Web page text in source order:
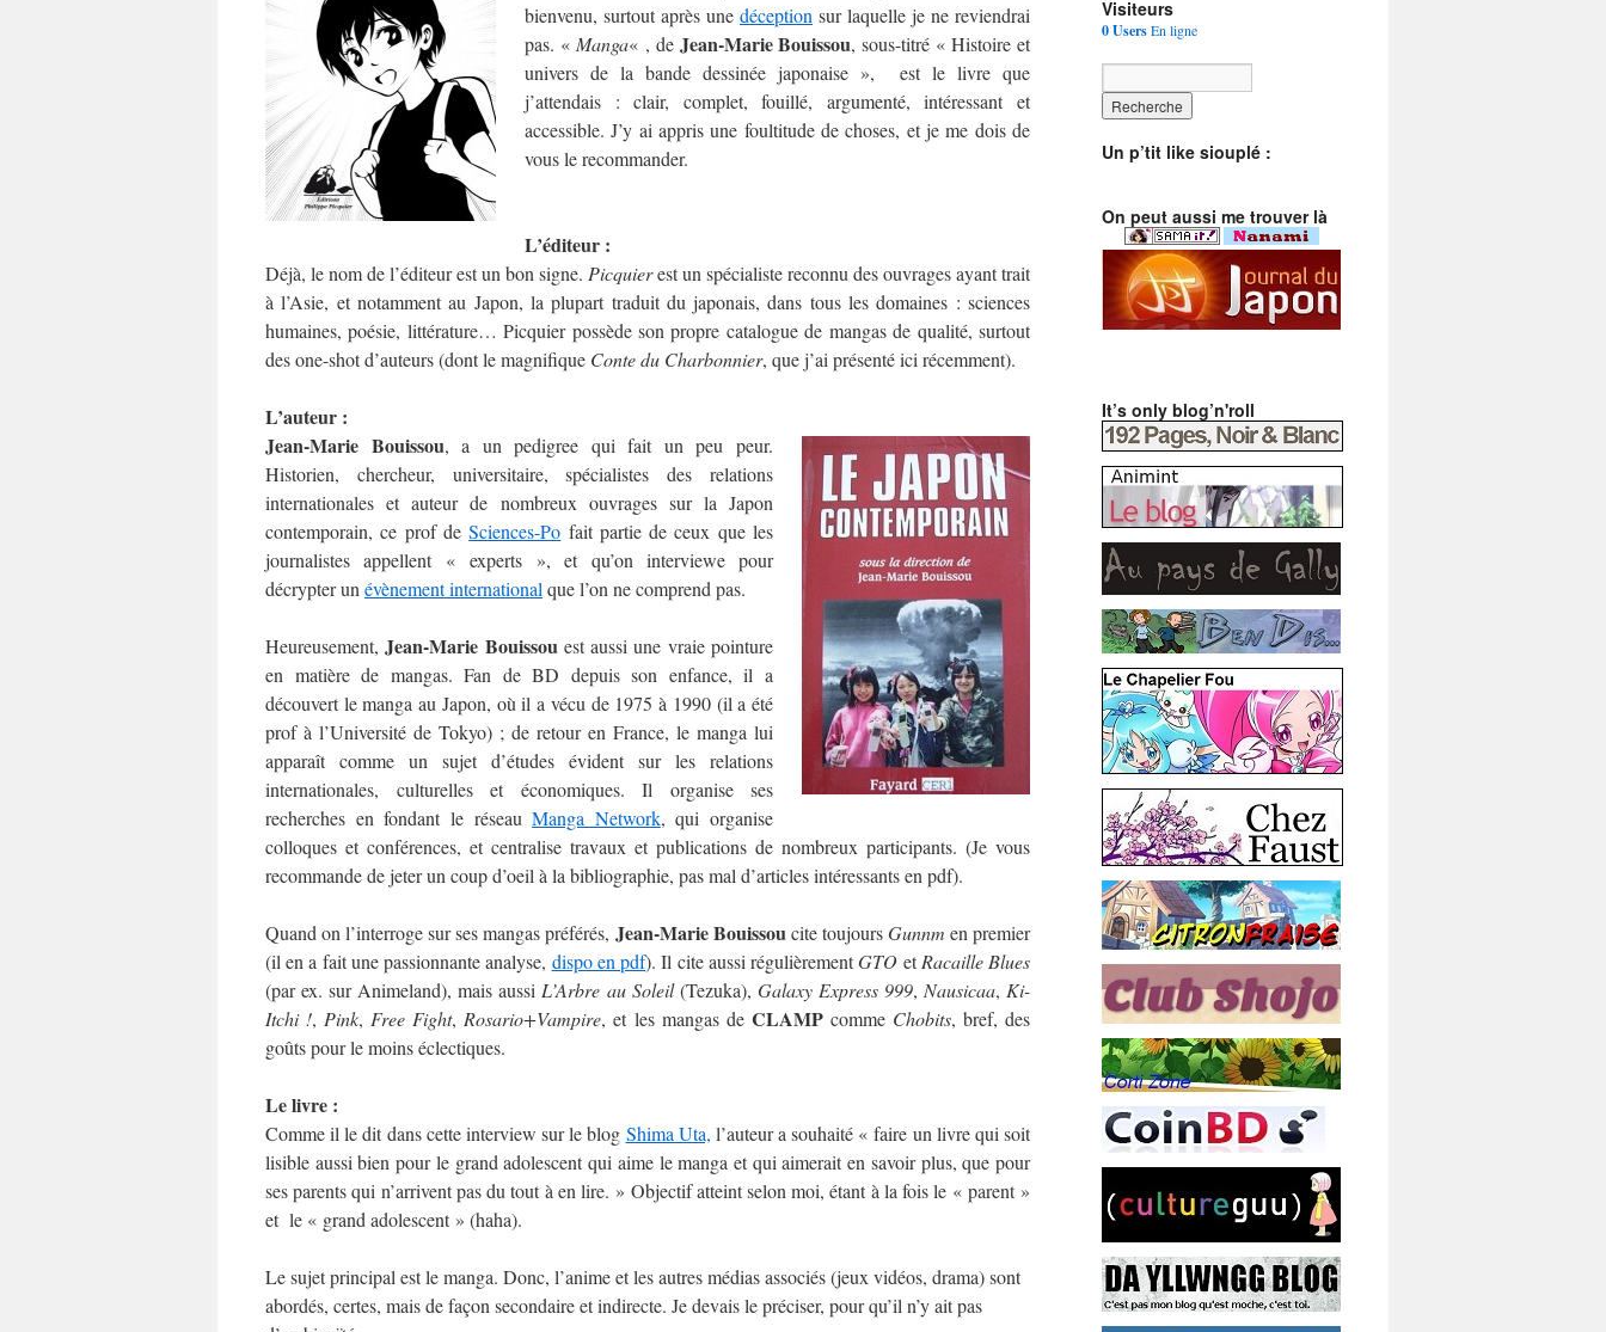
bienvenu, surtout après une déception sur laquelle je ne reviendrai
pas. « Manga« , de Jean-Marie Bouissou, sous-titré « Histoire et
univers de la bande dessinée japonaise », est le livre que
j’attendais : clair, complet, fouillé, argumenté, intéressant et
accessible. J’y ai appris une foultitude de choses, et je me dois de
vous le recommander.
L’éditeur :
Déjà, le nom de l’éditeur est un bon signe. Picquierest un spécialiste reconnu des ouvrages ayant trait
à l’Asie, et notamment au Japon, la plupart traduit du japonais, dans tous les domaines : sciences
humaines, poésie, littérature… Picquier possède son propre catalogue de mangas de qualité, surtout
des one-shot d’auteurs (dont le magnifique Conte du Charbonnier, que j’ai présenté ici récemment).
L’auteur :
Jean-Marie Bouissou, a un pedigree qui fait un peu peur.
Historien, chercheur, universitaire, spécialistes des relations
internationales et auteur de nombreux ouvrages sur la Japon
contemporain, ce prof deSciences-Po fait partie de ceux que les
journalistes appellent « experts », et qu’on interviewe pour
décrypter un évènement international que l’on ne comprend pas.
Heureusement,Jean-Marie Bouissou est aussi une vraie pointure
en matière de mangas. Fan de BD depuis son enfance, il a
découvert le manga au Japon, où il a vécu de 1975 à 1990 (il a été
prof à l’Université de Tokyo) ; de retour en France, le manga lui
apparaît comme un sujet d’études évident sur les relations
internationales, culturelles et économiques. Il organise ses
recherches en fondant le réseauManga Network, qui organise
colloques et conférences, et centralise travaux et publications de nombreux participants. (Je vous
recommande de jeter un coup d’oeil à la bibliographie, pas mal d’articles intéressants en pdf).
Quand on l’interroge sur ses mangas préférés, Jean-Marie Bouissou cite toujoursGunnm en premier
(il en a fait une passionnante analyse, dispo en pdf). Il cite aussi régulièrementGTO etRacaille Blues
(par ex. sur Animeland), mais aussi L’Arbre au Soleil(Tezuka), Galaxy Express 999, Nausicaa, Ki-
Itchi !, Pink, Free Fight, Rosario+Vampire, et les mangas de CLAMPcomme Chobits, bref, des
goûts pour le moins éclectiques.
Le livre :
Comme il le dit dans cette interview sur le blog Shima Uta, l’auteur a souhaité « faire un livre qui soit
lisible aussi bien pour le grand adolescent qui aime le manga et qui aimerait en savoir plus, que pour
ses parents qui n’arrivent pas du tout à en lire. » Objectif atteint selon moi, étant à la fois le « parent »
et le « grand adolescent » (haha).
Le sujet principal est le manga. Donc, l’anime et les autres médias associés (jeux vidéos, drama) sont
abordés, certes, mais de façon secondaire et indirecte. Je devais le préciser, pour qu’il n’y ait pas
Visiteurs
0 UsersEn ligne
Un p’tit like siouplé :
On peut aussi me trouver là
It’s only blog’n'roll